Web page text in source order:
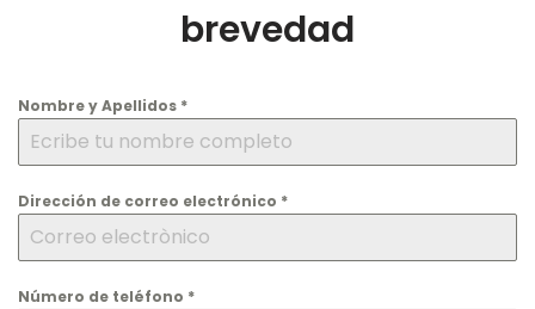
brevedad
Nombre y Apellidos *
Dirección de correo electrónico *
Número de teléfono *